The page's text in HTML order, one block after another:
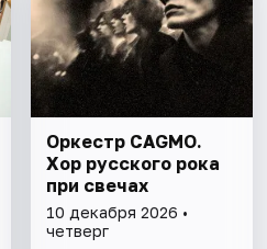
Оркестр CAGMO.
Хор русского рока
при свечах
10 декабря 2026 •
четверг